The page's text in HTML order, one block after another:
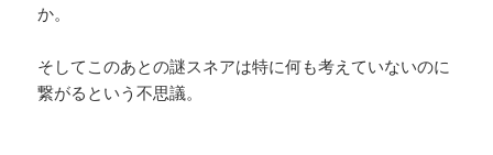
か。
そしてこのあとの謎スネアは特に何も考えていないのに
繋がるという不思議。